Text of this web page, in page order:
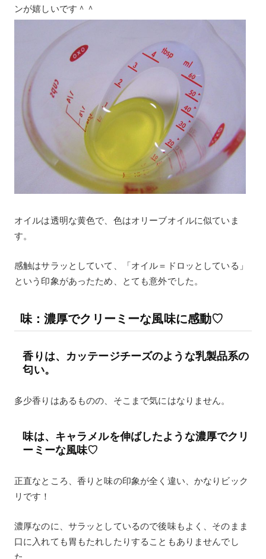
ンが嬉しいです＾＾
オイルは透明な黄色で、色はオリーブオイルに似ていま
す。
感触はサラッとしていて、「オイル＝ドロッとしている」
という印象があったため、とても意外でした。
味：濃厚でクリーミーな風味に感動♡
香りは、カッテージチーズのような乳製品系の
匂い。
多少香りはあるものの、そこまで気にはなりません。
味は、キャラメルを伸ばしたような濃厚でクリ
ーミーな風味♡
正直なところ、香りと味の印象が全く違い、かなりビック
リです！
濃厚なのに、サラッとしているので後味もよく、そのまま
口に入れても胃もたれしたりすることもありませんでし
た。